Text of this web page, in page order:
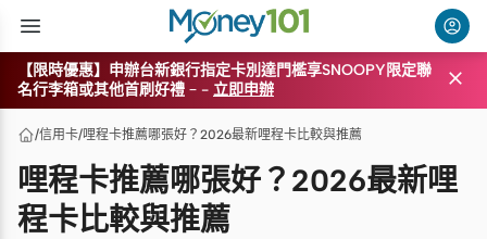
【限時優惠】申辦台新銀行指定卡別達門檻享SNOOPY限定聯
名行李箱或其他首刷好禮 – - 立即申辦 
/信用卡/哩程卡推薦哪張好？2026最新哩程卡比較與推薦
哩程卡推薦哪張好？2026最新哩
程卡比較與推薦